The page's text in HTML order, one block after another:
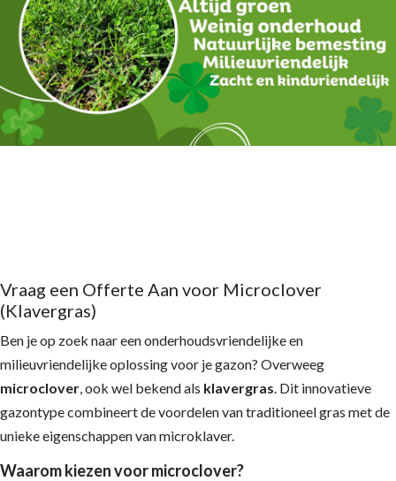
Vraag een Offerte Aan voor Microclover
(Klavergras)
Ben je op zoek naar een onderhoudsvriendelijke en
milieuvriendelijke oplossing voor je gazon? Overweeg
microclover, ook wel bekend als klavergras. Dit innovatieve
gazontype combineert de voordelen van traditioneel gras met de
unieke eigenschappen van microklaver.
Waarom kiezen voor microclover?